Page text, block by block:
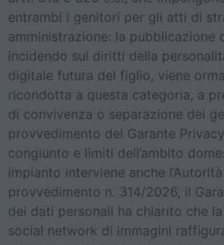
entrambi i genitori per gli atti di
amministrazione: la pubblicazione
incidendo sui diritti della
digitale futura del figlio, viene
ricondotta a questa categoria, a
di convivenza o separazione dei
provvedimento del Garante
congiunto e limiti dell’ambito
impianto interviene anche
provvedimento n. 314/2026, il
dei dati personali ha chiarito che
social network di immagini